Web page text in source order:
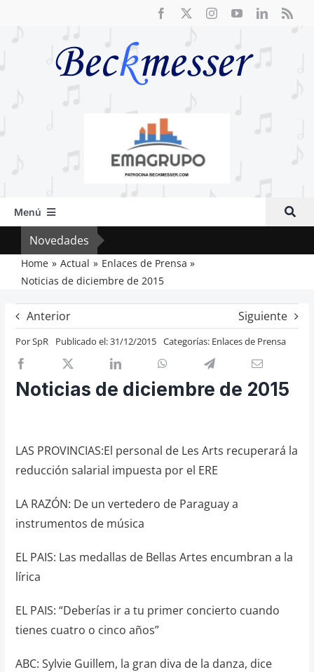
Menú
Inicio
Actual
Artículos
Crítica
Previos de ópera
Cosas de Beckmesser
Buscar:
Novedades
Home Actual
Enlaces de Prensa
Noticias de diciembre de 2015
Anterior Siguiente
PorSpR Publicado el: 31/12/2015 Categorías: Enlaces de Prensa
Noticias de diciembre de 2015
LAS PROVINCIAS:El personal de Les Arts recuperará la
reducción salarial impuesta por el ERE
LA RAZÓN: De un vertedero de Paraguay a
instrumentos de música
EL PAIS: Las medallas de Bellas Artes encumbran a la
lírica
EL PAIS: “Deberías ir a tu primer concierto cuando
tienes cuatro o cinco años”
ABC: Sylvie Guillem, la gran diva de la danza, dice